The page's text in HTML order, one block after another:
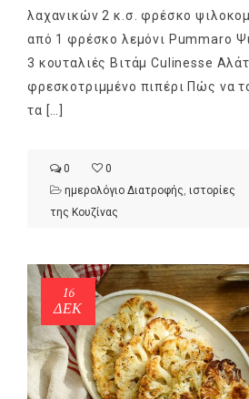
λαχανικών 2 κ.σ. φρέσκο
από 1 φρέσκο λεμόνι Pummaro
3 κουταλιές Βιτάμ Culinesse
φρεσκοτριμμένο πιπέρι Πώς να
τα […]
0
0
ημερολόγιο Διατροφής, ιστορίες
της Κουζίνας
16
ΔΕΚ
Get
yyourproducts